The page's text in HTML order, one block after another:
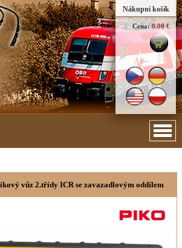
Nákupní košík
Cena: 0.00 €
vůz 2.třídy ICR se zavazadlovým oddílem